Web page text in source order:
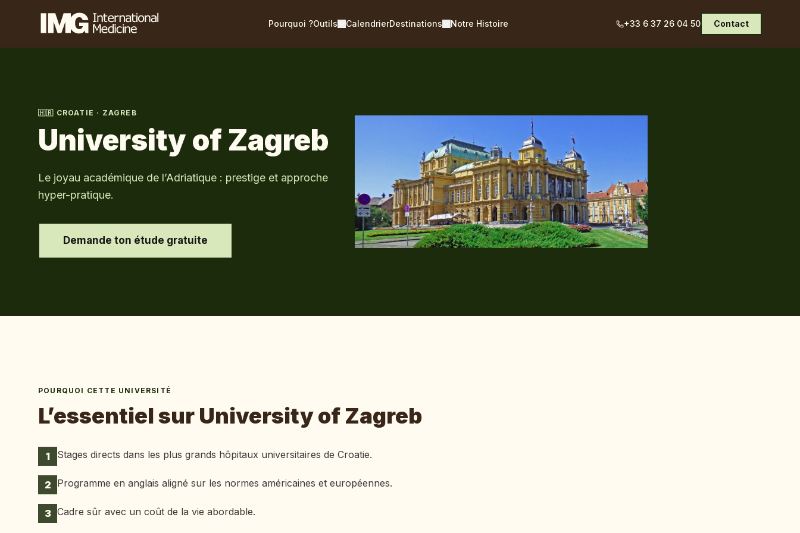
Pourquoi ?Outils CalendrierDestinations Notre Histoire +33 6 37 26 04 50 Contact
🇭🇷 CROATIE · ZAGREB
University of Zagreb
Le joyau académique de l’Adriatique : prestige et approche
hyper-pratique.
Demande ton étude gratuite
POURQUOI CETTE UNIVERSITÉ
L’essentiel sur University of Zagreb
1 Stages directs dans les plus grands hôpitaux universitaires de Croatie.
2 Programme en anglais aligné sur les normes américaines et européennes.
3 Cadre sûr avec un coût de la vie abordable.